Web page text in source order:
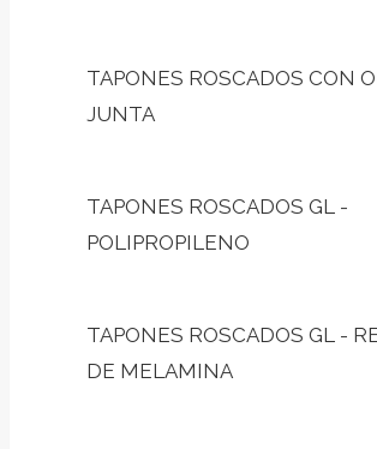
TAPONES ROSCADOS CON
JUNTA
TAPONES ROSCADOS GL -
POLIPROPILENO
TAPONES ROSCADOS GL -
DE MELAMINA